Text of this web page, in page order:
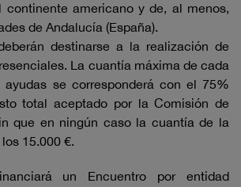
continente americano y de, al menos,
de Andalucía (España).
destinarse a la realización de
La cuantía máxima de cada
ayudas se corresponderá con el 75%
total aceptado por la Comisión de
que en ningún caso la cuantía de la
15.000 €.
un Encuentro por entidad